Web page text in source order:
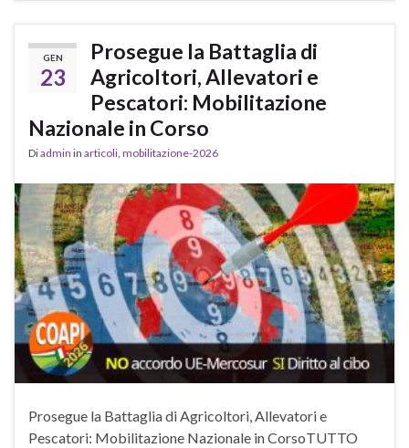
GEN
23
Prosegue la Battaglia di
Agricoltori, Allevatori e
Pescatori: Mobilitazione
Nazionale in Corso
Diadmin in articoli, mobilitazione-2026
Prosegue la Battaglia di Agricoltori, Allevatori e
Pescatori: Mobilitazione Nazionale in CorsoTUTTO